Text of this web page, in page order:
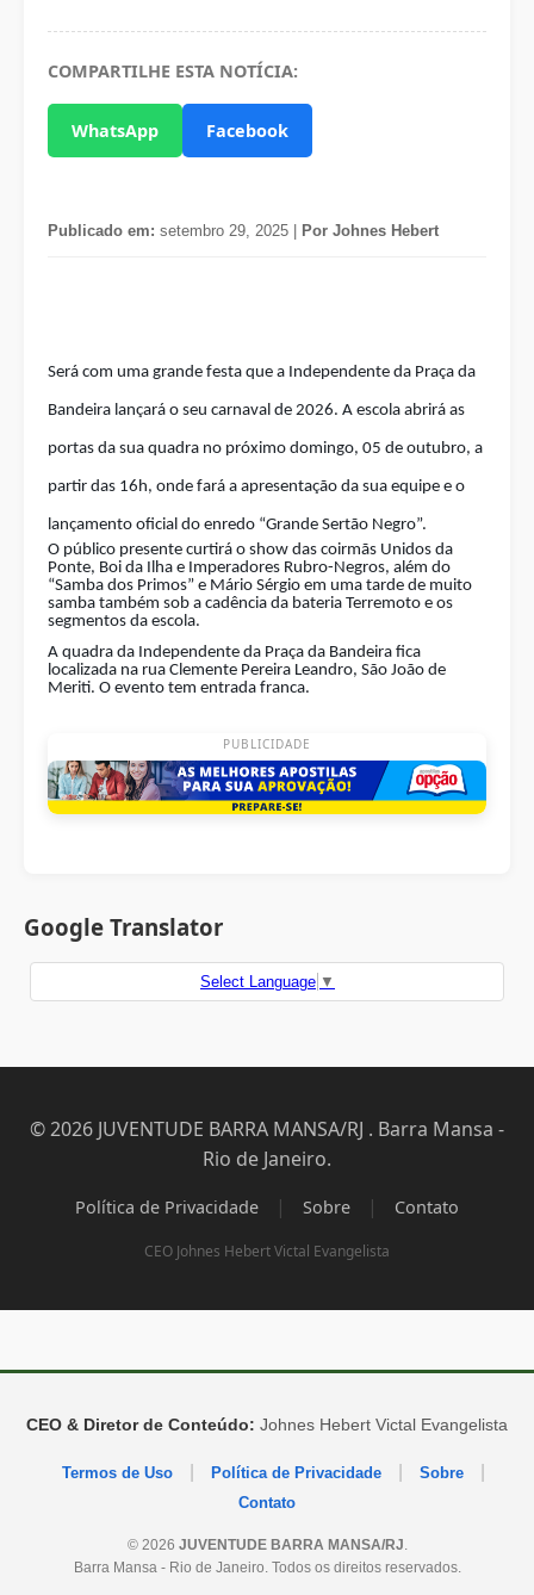
COMPARTILHE ESTA NOTÍCIA:
WhatsApp Facebook
Publicado em: setembro 29, 2025 | Por Johnes Hebert
Será com uma grande festa que a Independente da Praça da
Bandeira lançará o seu carnaval de 2026. A escola abrirá as
portas da sua quadra no próximo domingo, 05 de outubro, a
partir das 16h, onde fará a apresentação da sua equipe e o
lançamento oficial do enredo “Grande Sertão Negro”.
O público presente curtirá o show das coirmãs Unidos da
Ponte, Boi da Ilha e Imperadores Rubro-Negros, além do
“Samba dos Primos” e Mário Sérgio em uma tarde de muito
samba também sob a cadência da bateria Terremoto e os
segmentos da escola.
A quadra da Independente da Praça da Bandeira fica
localizada na rua Clemente Pereira Leandro, São João de
Meriti. O evento tem entrada franca.
PUBLICIDADE
Google Translator
Select Language ▼
© 2026 JUVENTUDE BARRA MANSA/RJ . Barra Mansa -
Rio de Janeiro.
Política de Privacidade | Sobre | Contato
CEO Johnes Hebert Victal Evangelista
CEO & Diretor de Conteúdo: Johnes Hebert Victal Evangelista
Termos de Uso Política de Privacidade Sobre
Contato
© 2026 JUVENTUDE BARRA MANSA/RJ
Barra Mansa - Rio de Janeiro. Todos os direitos reservados.